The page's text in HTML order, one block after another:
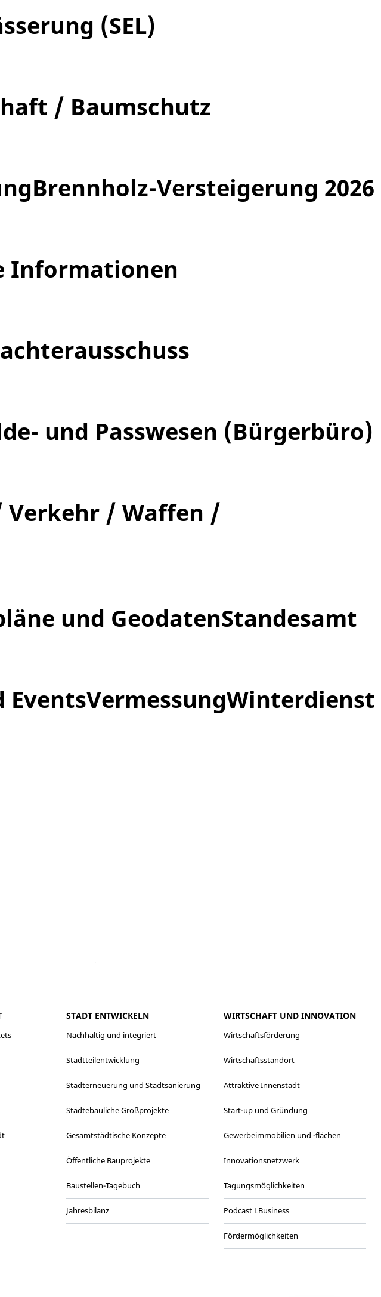
(SEL)
/ Baumschutz
Brennholz-Versteigerung 2026
Informationen
und Passwesen (Bürgerbüro)
/ Waffen /
und GeodatenStandesamt
EventsVermessungWinterdienst
LinkedIn
STADT ENTWICKELN
Nachhaltig und integriert
Stadtteilentwicklung
Stadterneuerung und Stadtsanierung
Städtebauliche Großprojekte
Gesamtstädtische Konzepte
Öffentliche Bauprojekte
Baustellen-Tagebuch
Jahresbilanz
WIRTSCHAFT UND INNOVATION
Wirtschaftsförderung
Wirtschaftsstandort
Attraktive Innenstadt
Start-up und Gründung
Gewerbeimmobilien und -flächen
Innovationsnetzwerk
Tagungsmöglichkeiten
Podcast LBusiness
Fördermöglichkeiten